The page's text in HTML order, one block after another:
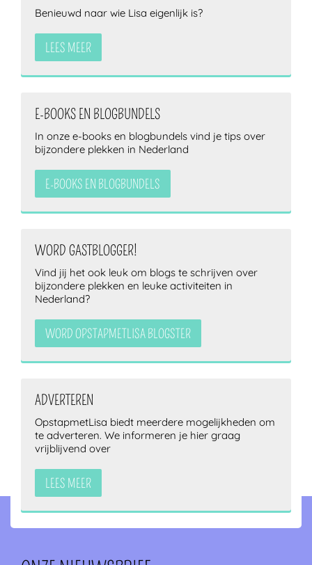
Benieuwd naar wie Lisa eigenlijk is?
LEES MEER
E-BOOKS EN BLOGBUNDELS
In onze e-books en blogbundels vind je tips over
bijzondere plekken in Nederland
E-BOOKS EN BLOGBUNDELS
WORD GASTBLOGGER!
Vind jij het ook leuk om blogs te schrijven over
bijzondere plekken en leuke activiteiten in
Nederland?
WORD OPSTAPMETLISA BLOGSTER
ADVERTEREN
OpstapmetLisa biedt meerdere mogelijkheden om
te adverteren. We informeren je hier graag
vrijblijvend over
LEES MEER